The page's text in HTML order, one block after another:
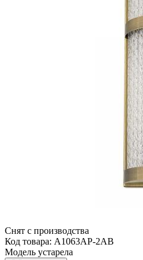
Снят с производства
Код товара: A1063AP-2AB
Модель устарела